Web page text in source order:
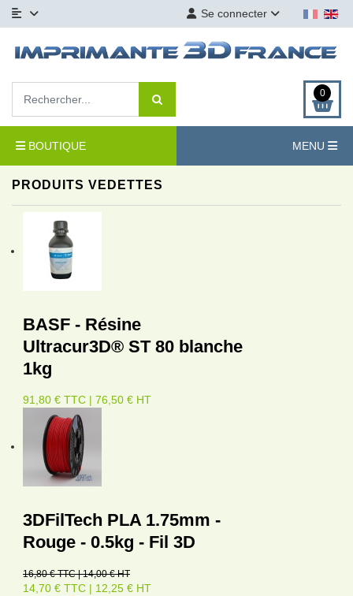
Se connecter
0
BOUTIQUE MENU
PRODUITS VEDETTES
BASF - Résine
Ultracur3D® ST 80 blanche
1kg
91,80 € TTC | 76,50 € HT
3DFilTech PLA 1.75mm -
Rouge - 0.5kg - Fil 3D
16,80 € TTC | 14,00 € HT
14,70 € TTC | 12,25 € HT